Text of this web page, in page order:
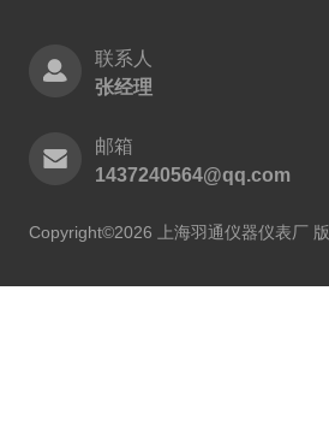
联系人
张经理
邮箱
1437240564@qq.com
Copyright©2026 上海羽通仪器仪表厂